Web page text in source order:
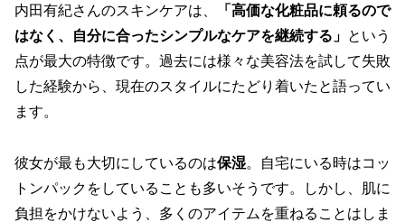
内田有紀さんのスキンケアは、
「高価な化粧品に頼るので
はなく、自分に合ったシンプルなケアを継続する」 という
点が最大の特徴です。過去には様々な美容法を試して失敗
した経験から、現在のスタイルにたどり着いたと語ってい
ます。
彼女が最も大切にしているのは保湿。自宅にいる時はコッ
トンパックをしていることも多いそうです。しかし、肌に
負担をかけないよう、多くのアイテムを重ねることはしま